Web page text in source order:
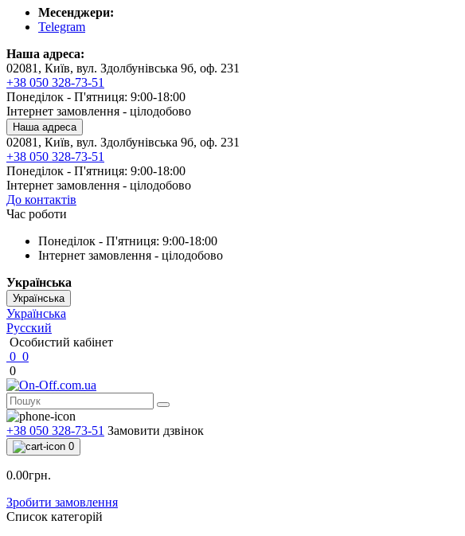
Месенджери:
Telegram
Наша адреса:
02081, Київ, вул. Здолбунівська 9б, оф. 231
+38 050 328-73-51
Понеділок - П'ятниця: 9:00-18:00
Інтернет замовлення - цілодобово
Наша адреса
02081, Київ, вул. Здолбунівська 9б, оф. 231
+38 050 328-73-51
Понеділок - П'ятниця: 9:00-18:00
Інтернет замовлення - цілодобово
До контактів
Час роботи
Понеділок - П'ятниця: 9:00-18:00
Інтернет замовлення - цілодобово
Українська
Українська
Українська
Русский
Особистий кабінет
0 0
0
+38 050 328-73-51 Замовити дзвінок
0
0.00грн.
Зробити замовлення
Список категорій